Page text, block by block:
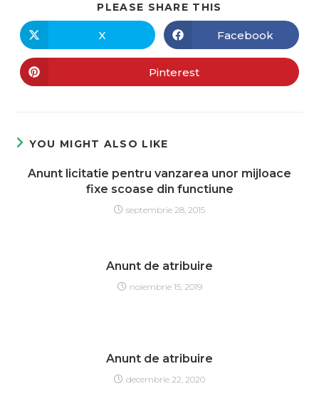
PLEASE SHARE THIS
X Facebook
Pinterest
YOU MIGHT ALSO LIKE
Anunt licitatie pentru vanzarea unor mijloace
fixe scoase din functiune
septembrie 28, 2015
Anunt de atribuire
noiembrie 15, 2019
Anunt de atribuire
decembrie 22, 2020